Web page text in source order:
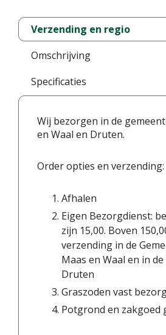
Verzending en regio
Omschrijving
Specificaties
Wij bezorgen in de
en Waal en Druten.
Order opties en verzending:
Afhalen
Eigen Bezorgdienst:
zijn 15,00. Boven
verzending in de
Maas en Waal en in
Druten
Graszoden vast
Potgrond en zakgoed